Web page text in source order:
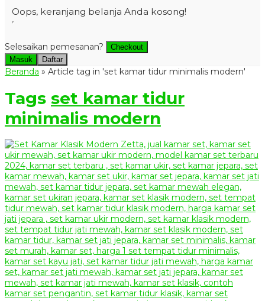
Oops, keranjang belanja Anda kosong!
Selesaikan pemesanan?
Checkout
Masuk
Daftar
Beranda » Article tag in 'set kamar tidur minimalis modern'
Tags set kamar tidur
minimalis modern